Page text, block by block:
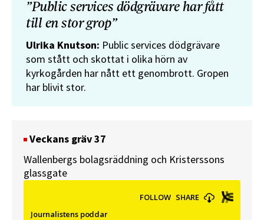
”Public services dödgrävare har fått
till en stor grop”
Ulrika Knutson: Public services dödgrävare
som stått och skottat i olika hörn av
kyrkogården har nått ett genombrott. Gropen
har blivit stor.
Veckans gräv 37
Wallenbergs bolagsräddning och Kristerssons
glassgate